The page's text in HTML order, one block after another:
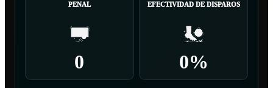
PENAL
0
EFECTIVIDAD DE DISPAROS
0%